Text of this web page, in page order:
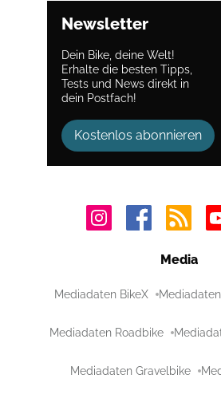
Newsletter
Dein Bike, deine Welt!
Erhalte die besten Tipps,
Tests und News direkt in
dein Postfach!
Kostenlos abonnieren
Media
Mediadaten BikeX
Mediadaten Roadbike
Mediadaten Gravelbike